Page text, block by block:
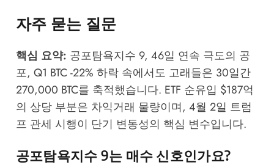
자주 묻는 질문
핵심 요약: 공포탐욕지수 9, 46일 연속 극도의 공
포, Q1 BTC -22% 하락 속에서도 고래들은 30일간
270,000 BTC를 축적했습니다. ETF 순유입 $187억
의 상당 부분은 차익거래 물량이며, 4월 2일 트럼
프 관세 시행이 단기 변동성의 핵심 변수입니다.
공포탐욕지수 9는 매수 신호인가요?